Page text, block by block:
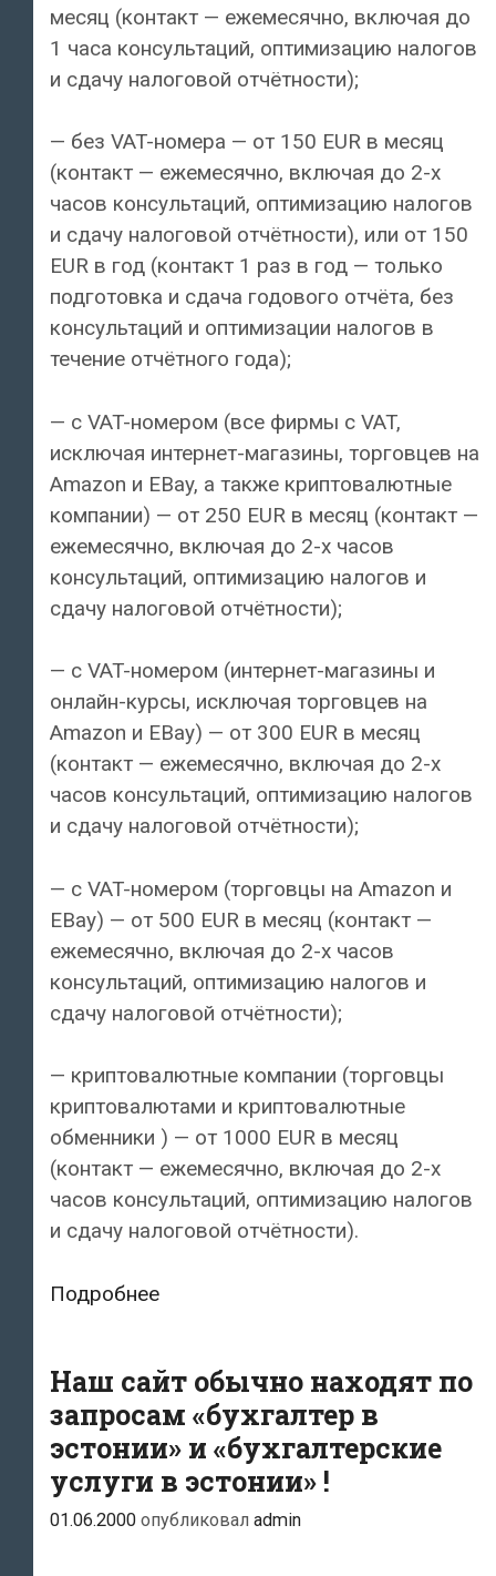
месяц (контакт — ежемесячно, включая до
1 часа консультаций, оптимизацию налогов
и сдачу налоговой отчётности);
— без VAT-номера — от 150 EUR в месяц
(контакт — ежемесячно, включая до 2-х
часов консультаций, оптимизацию налогов
и сдачу налоговой отчётности), или от 150
EUR в год (контакт 1 раз в год — только
подготовка и сдача годового отчёта, без
консультаций и оптимизации налогов в
течение отчётного года);
— с VAT-номером (все фирмы с VAT,
исключая интернет-магазины, торговцев на
Amazon и EBay, а также криптовалютные
компании) — от 250 EUR в месяц (контакт —
ежемесячно, включая до 2-х часов
консультаций, оптимизацию налогов и
сдачу налоговой отчётности);
— с VAT-номером (интернет-магазины и
онлайн-курсы, исключая торговцев на
Amazon и EBay) — от 300 EUR в месяц
(контакт — ежемесячно, включая до 2-х
часов консультаций, оптимизацию налогов
и сдачу налоговой отчётности);
— с VAT-номером (торговцы на Amazon и
EBay) — от 500 EUR в месяц (контакт —
ежемесячно, включая до 2-х часов
консультаций, оптимизацию налогов и
сдачу налоговой отчётности);
— криптовалютные компании (торговцы
криптовалютами и криптовалютные
обменники ) — от 1000 EUR в месяц
(контакт — ежемесячно, включая до 2-х
часов консультаций, оптимизацию налогов
и сдачу налоговой отчётности).
ПодробнееНаши
Наш сайт обычно находят по
запросам «бухгалтер в
эстонии» и «бухгалтерские
услуги в эстонии» !
01.06.2000 опубликовал admin